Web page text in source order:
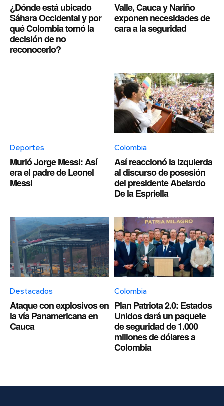
¿Dónde está ubicado
Sáhara Occidental y por
qué Colombia tomó la
decisión de no
reconocerlo?
Valle, Cauca y Nariño
exponen necesidades de
cara a la seguridad
Deportes
Murió Jorge Messi: Así
era el padre de Leonel
Messi
Colombia
Así reaccionó la izquierda
al discurso de posesión
del presidente Abelardo
De la Espriella
Destacados
Ataque con explosivos en
la vía Panamericana en
Cauca
Colombia
Plan Patriota 2.0: Estados
Unidos dará un paquete
de seguridad de 1.000
millones de dólares a
Colombia